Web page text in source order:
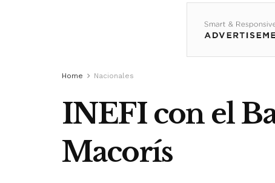
Home Nacionales
INEFI con el
Macorís